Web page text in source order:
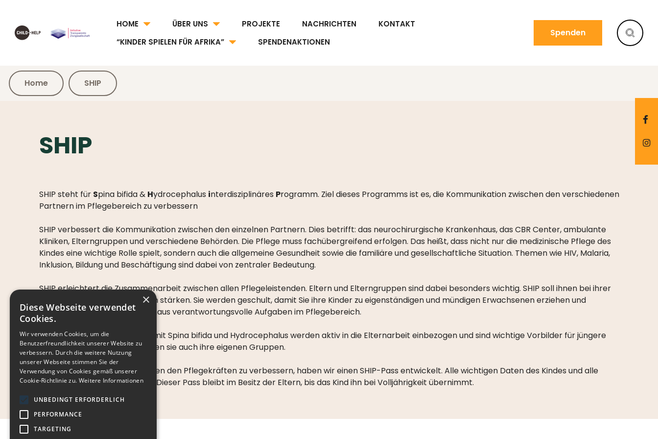
HOME ÜBER UNS PROJEKTE NACHRICHTEN
KONTAKT
“KINDER SPIELEN FÜR AFRIKA”
SPENDENAKTIONEN
Spenden
Home SHIP
SHIP
SHIP steht für Spina bifida & Hydrocephalus interdisziplinäres Programm. Ziel dieses Programms ist es, die Kommunikation zwischen den verschiedenen
Partnern im Pflegebereich zu verbessern
SHIP verbessert die Kommunikation zwischen den einzelnen Partnern. Dies betrifft: das neurochirurgische Krankenhaus, das CBR Center, ambulante
Kliniken, Elterngruppen und verschiedene Behörden. Die Pflege muss fachübergreifend erfolgen. Das heißt, dass nicht nur die medizinische Pflege des
Kindes eine wichtige Rolle spielt, sondern auch die allgemeine Gesundheit sowie die familiäre und gesellschaftliche Situation. Themen wie HIV, Malaria,
Inklusion, Bildung und Beschäftigung sind dabei von zentraler Bedeutung.
SHIP erleichtert die Zusammenarbeit zwischen allen Pflegeleistenden. Eltern und Elterngruppen sind dabei besonders wichtig. SHIP soll ihnen bei ihrer
wichtigen Aufgabe den Rücken stärken. Sie werden geschult, damit Sie ihre Kinder zu eigenständigen und mündigen Erwachsenen erziehen und
übernehmen auch darüber hinaus verantwortungsvolle Aufgaben im Pflegebereich.
Jugendliche und Erwachsene mit Spina bifida und Hydrocephalus werden aktiv in die Elternarbeit einbezogen und sind wichtige Vorbilder für jüngere
Kinder. Davon abgesehen haben sie auch ihre eigenen Gruppen.
Um die Kommunikation zwischen den Pflegekräften zu verbessern, haben wir einen SHIP-Pass entwickelt. Alle wichtigen Daten des Kindes und alle
Eingriffe werden darin erfasst. Dieser Pass bleibt im Besitz der Eltern, bis das Kind ihn bei Volljährigkeit übernimmt.
×
Diese Webseite verwendet
Cookies.
Wir verwenden Cookies, um die
Benutzerfreundlichkeit unserer Website zu
verbessern. Durch die weitere Nutzung
unserer Webseite stimmen Sie der
Verwendung von Cookies gemäß unserer
Cookie-Richtlinie zu. Weitere Informationen
UNBEDINGT ERFORDERLICH
PERFORMANCE
TARGETING